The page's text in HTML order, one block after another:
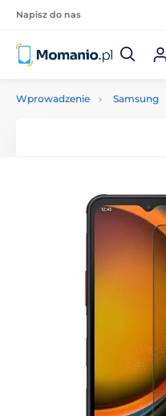
Napisz do nas
Wprowadzenie Samsung